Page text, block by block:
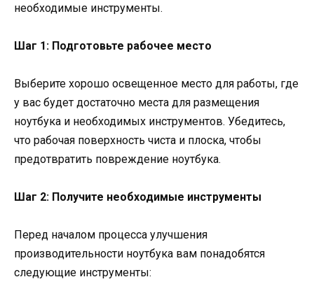
необходимые инструменты.
Шаг 1: Подготовьте рабочее место
Выберите хорошо освещенное место для работы, где
у вас будет достаточно места для размещения
ноутбука и необходимых инструментов. Убедитесь,
что рабочая поверхность чиста и плоска, чтобы
предотвратить повреждение ноутбука.
Шаг 2: Получите необходимые инструменты
Перед началом процесса улучшения
производительности ноутбука вам понадобятся
следующие инструменты: